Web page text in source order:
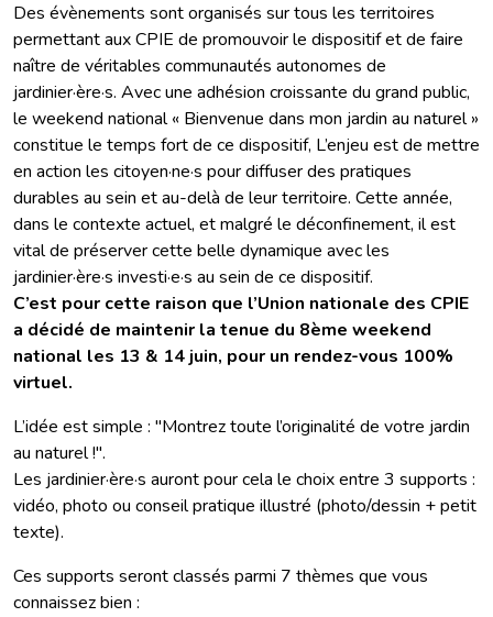
Des évènements sont organisés sur tous les territoires
permettant aux CPIE de promouvoir le dispositif et de faire
naître de véritables communautés autonomes de
jardinier·ère·s. Avec une adhésion croissante du grand public,
le weekend national « Bienvenue dans mon jardin au naturel »
constitue le temps fort de ce dispositif, L’enjeu est de mettre
en action les citoyen·ne·s pour diffuser des pratiques
durables au sein et au-delà de leur territoire. Cette année,
dans le contexte actuel, et malgré le déconfinement, il est
vital de préserver cette belle dynamique avec les
jardinier·ère·s investi·e·s au sein de ce dispositif.
C’est pour cette raison que l’Union nationale des CPIE
a décidé de maintenir la tenue du 8ème weekend
national les 13 & 14 juin, pour un rendez-vous 100%
virtuel.
L’idée est simple : "Montrez toute l’originalité de votre jardin
au naturel !".
Les jardinier·ère·s auront pour cela le choix entre 3 supports :
vidéo, photo ou conseil pratique illustré (photo/dessin + petit
texte).
Ces supports seront classés parmi 7 thèmes que vous
connaissez bien :